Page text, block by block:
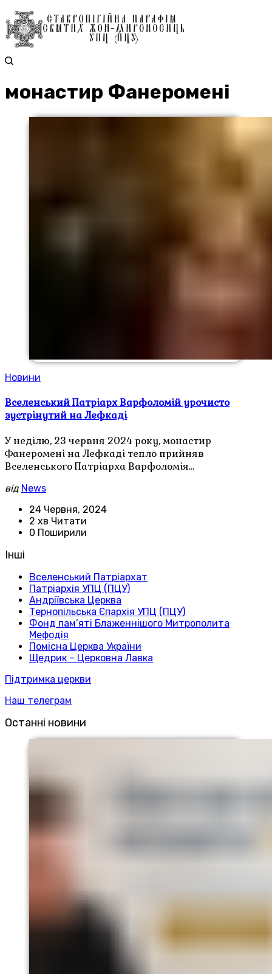
монастир Фанеромені
Новини
Вселенський Патріарх Варфоломій урочисто
зустрінутий на Лефкаді
У неділю, 23 червня 2024 року, монастир
Фанеромені на Лефкаді тепло прийняв
Вселенського Патріарха Варфоломія…
від News
24 Червня, 2024
2 хв Читати
0 Поширили
Інші
Вселенський Патріархат
Патріархія УПЦ (ПЦУ)
Андріївська Церква
Тернопільська Єпархія УПЦ (ПЦУ)
Фонд пам’яті Блаженнішого Митрополита
Мефодія
Помісна Церква України
Щедрик – Церковна Лавка
Підтримка церкви
Наш телеграм
Останні новини